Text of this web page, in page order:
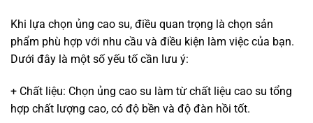
Khi lựa chọn ủng cao su, điều quan trọng là chọn sản
phẩm phù hợp với nhu cầu và điều kiện làm việc của bạn.
Dưới đây là một số yếu tố cần lưu ý:
+ Chất liệu: Chọn ủng cao su làm từ chất liệu cao su tổng
hợp chất lượng cao, có độ bền và độ đàn hồi tốt.